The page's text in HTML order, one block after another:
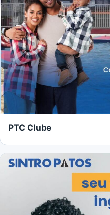
PTC Clube